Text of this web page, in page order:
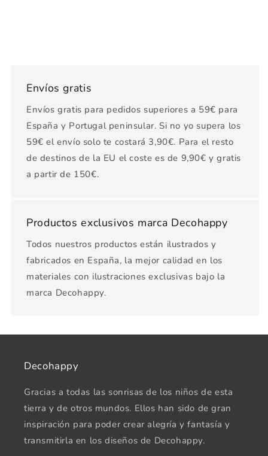
Envíos gratis
Envíos gratis para pedidos superiores a 59€ para
España y Portugal peninsular. Si no yo supera los
59€ el envío solo te costará 3,90€. Para el resto
de destinos de la EU el coste es de 9,90€ y gratis
a partir de 150€.
Productos exclusivos marca Decohappy
Todos nuestros productos están ilustrados y
fabricados en España, la mejor calidad en los
materiales con ilustraciones exclusivas bajo la
marca Decohappy.
Decohappy
Gracias a todas las sonrisas de los niños de esta
tierra y de otros mundos. Ellos han sido de gran
inspiración para poder crear alegría y fantasía y
transmitirla en los diseños de Decohappy.